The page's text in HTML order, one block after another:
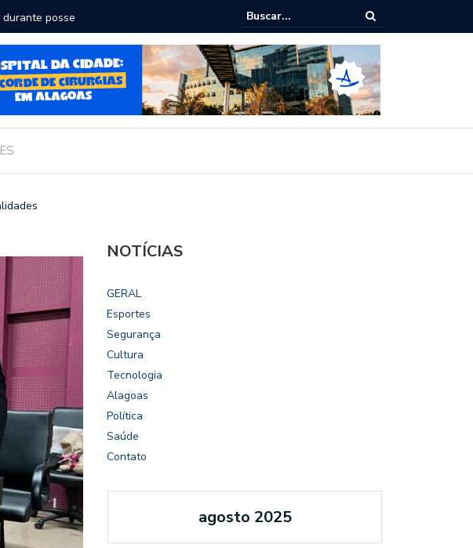
posse Bolsonaro pede ao STF para receber os filhos no Dia dos Pais
NOTÍCIAS
GERAL
Esportes
Segurança
Cultura
Tecnologia
Alagoas
Política
Saúde
Contato
agosto 2025